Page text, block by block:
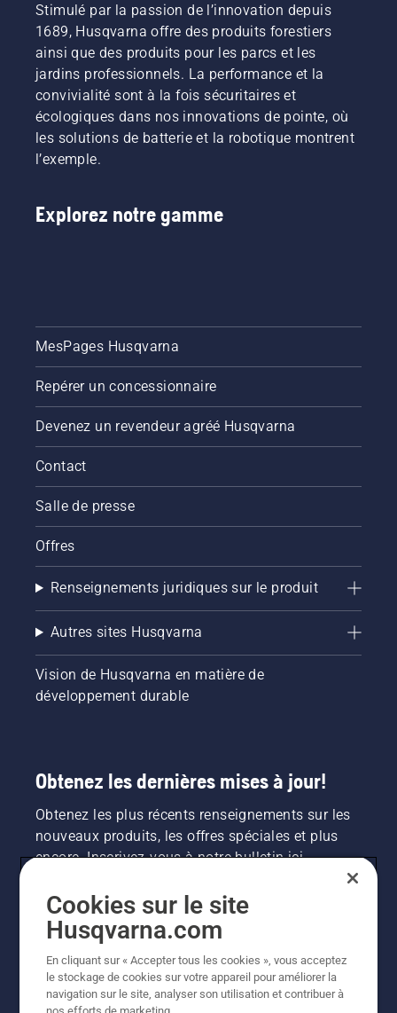
Stimulé par la passion de l’innovation depuis
1689, Husqvarna offre des produits forestiers
ainsi que des produits pour les parcs et les
jardins professionnels. La performance et la
convivialité sont à la fois sécuritaires et
écologiques dans nos innovations de pointe, où
les solutions de batterie et la robotique montrent
l’exemple.
Explorez notre gamme
MesPages Husqvarna
Repérer un concessionnaire
Devenez un revendeur agréé Husqvarna
Contact
Salle de presse
Offres
Renseignements juridiques sur le produit
Autres sites Husqvarna
Vision de Husqvarna en matière de
développement durable
Obtenez les dernières mises à jour!
Obtenez les plus récents renseignements sur les
nouveaux produits, les offres spéciales et plus
encore. Inscrivez-vous à notre bulletin ici.
INSCRIPTION À LA NEWSLETTER
Cookies sur le site
Husqvarna.com
En cliquant sur « Accepter tous les cookies », vous acceptez
le stockage de cookies sur votre appareil pour améliorer la
navigation sur le site, analyser son utilisation et contribuer à